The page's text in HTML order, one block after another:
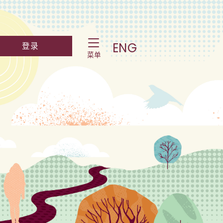
Website
登录 Log into student portal
Toggle Navigation
菜单 ENG